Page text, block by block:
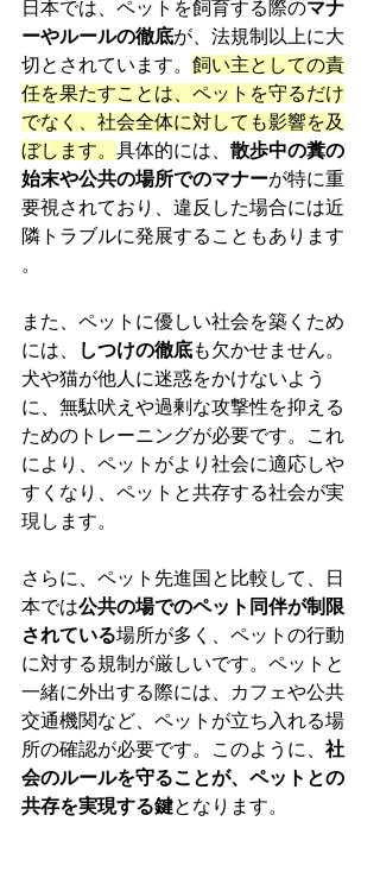
日本では、ペットを飼育する際のマナ
ーやルールの徹底が、法規制以上に大
切とされています。 飼い主としての責
任を果たすことは、ペットを守るだけ
でなく、社会全体に対しても影響を及
ぼします。 具体的には、 散歩中の糞の
始末や公共の場所でのマナーが特に重
要視されており、違反した場合には近
隣トラブルに発展することもあります​
。
また、ペットに優しい社会を築くため
には、
しつけの徹底も欠かせません。
犬や猫が他人に迷惑をかけないよう
に、無駄吠えや過剰な攻撃性を抑える
ためのトレーニングが必要です。これ
により、ペットがより社会に適応しや
すくなり、ペットと共存する社会が実
現します。
さらに、ペット先進国と比較して、日
本では公共の場でのペット同伴が制限
されている場所が多く、ペットの行動
に対する規制が厳しいです。ペットと
一緒に外出する際には、カフェや公共
交通機関など、ペットが立ち入れる場
所の確認が必要です。このように、 社
会のルールを守ることが、ペットとの
共存を実現する鍵となります。